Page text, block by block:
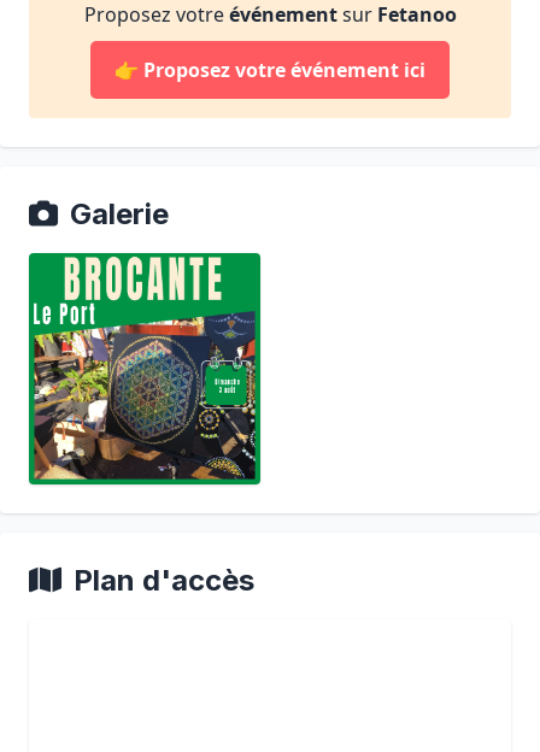
Proposez votreévénementsur Fetanoo
👉 Proposez votre événement ici
Galerie
Plan d'accès